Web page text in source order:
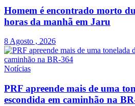
Homem é encontrado morto
horas da manhã em Jaru
8 Agosto , 2026
Notícias
PRF apreende mais de uma
escondida em caminhão na